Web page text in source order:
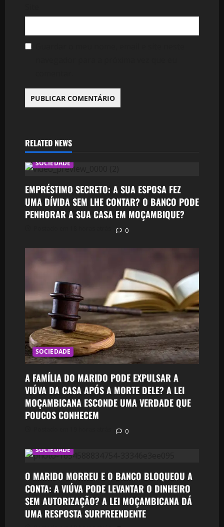
RELATED NEWS
SOCIEDADE
EMPRÉSTIMO SECRETO: A SUA ESPOSA FEZ
UMA DÍVIDA SEM LHE CONTAR? O BANCO PODE
PENHORAR A SUA CASA EM MOÇAMBIQUE?
0
SOCIEDADE
A FAMÍLIA DO MARIDO PODE EXPULSAR A
VIÚVA DA CASA APÓS A MORTE DELE? A LEI
MOÇAMBICANA ESCONDE UMA VERDADE QUE
POUCOS CONHECEM
0
SOCIEDADE
O MARIDO MORREU E O BANCO BLOQUEOU A
CONTA: A VIÚVA PODE LEVANTAR O DINHEIRO
SEM AUTORIZAÇÃO? A LEI MOÇAMBICANA DÁ
UMA RESPOSTA SURPREENDENTE